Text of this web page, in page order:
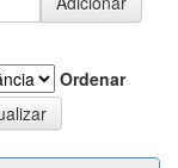
Ordenar